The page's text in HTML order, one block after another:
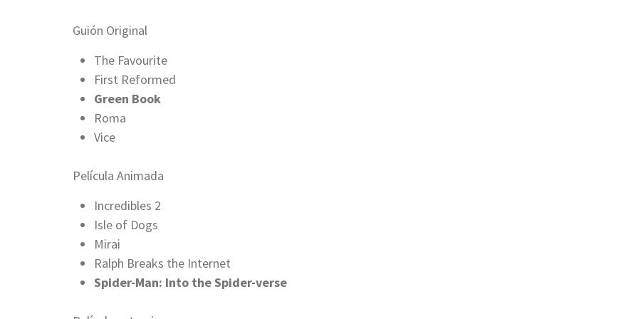
Guión Original
The Favourite
First Reformed
Green Book
Roma
Vice
Película Animada
Incredibles 2
Isle of Dogs
Mirai
Ralph Breaks the Internet
Spider-Man: Into the Spider-verse